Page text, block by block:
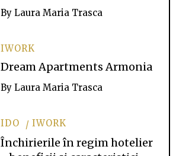
By Laura Maria Trasca
IWORK
Dream Apartments Armonia
By Laura Maria Trasca
IDO IWORK
Închirierile în regim hotelier